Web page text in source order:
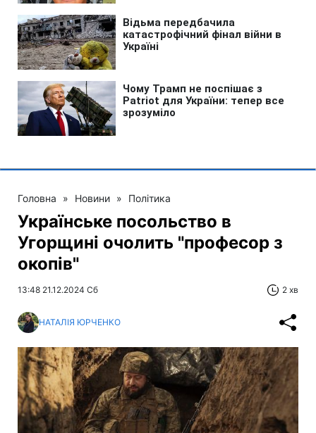
Головна » Новини » Політика
Українське посольство в
Угорщині очолить "професор з
окопів"
13:48 21.12.2024 Сб 2 хв
НАТАЛІЯ ЮРЧЕНКО